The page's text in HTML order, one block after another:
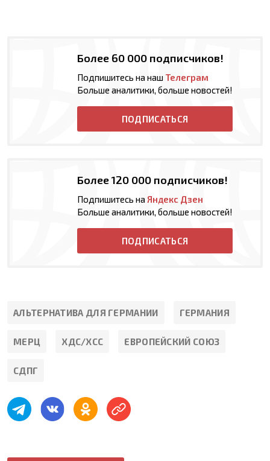
Более 60 000 подписчиков!
Подпишитесь на наш Телеграм
Больше аналитики, больше новостей!
ПОДПИСАТЬСЯ
Более 120 000 подписчиков!
Подпишитесь на Яндекс Дзен
Больше аналитики, больше новостей!
ПОДПИСАТЬСЯ
АЛЬТЕРНАТИВА ДЛЯ ГЕРМАНИИ ГЕРМАНИЯ
МЕРЦ ХДС/ХСС ЕВРОПЕЙСКИЙ СОЮЗ
СДПГ